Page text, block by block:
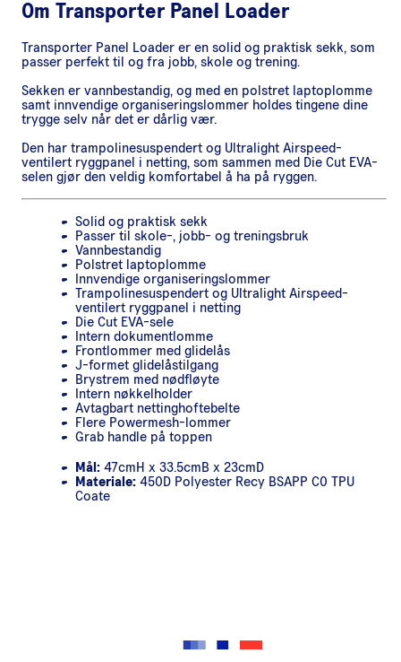
Om Transporter Panel Loader
Transporter Panel Loader er en solid og praktisk sekk, som
passer perfekt til og fra jobb, skole og trening.
Sekken er vannbestandig, og med en polstret laptoplomme
samt innvendige organiseringslommer holdes tingene dine
trygge selv når det er dårlig vær.
Den har trampolinesuspendert og Ultralight Airspeed-
ventilert ryggpanel i netting, som sammen med Die Cut EVA-
selen gjør den veldig komfortabel å ha på ryggen.
Solid og praktisk sekk
Passer til skole-, jobb- og treningsbruk
Vannbestandig
Polstret laptoplomme
Innvendige organiseringslommer
Trampolinesuspendert og Ultralight Airspeed-
ventilert ryggpanel i netting
Die Cut EVA-sele
Intern dokumentlomme
Frontlommer med glidelås
J-formet glidelåstilgang
Brystrem med nødfløyte
Intern nøkkelholder
Avtagbart nettinghoftebelte
Flere Powermesh-lommer
Grab handle på toppen
Mål: 47cmH x 33.5cmB x 23cmD
Materiale: 450D Polyester Recy BSAPP C0 TPU
Coate